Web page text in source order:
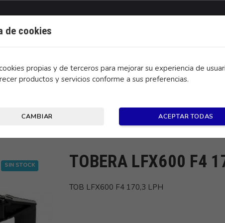
de cookies
propias y de terceros para mejorar su experiencia de
productos y servicios conforme a sus preferencias.
CAMBIAR ACEPTAR TODAS
SIN STOCK TOBERA LFX600 F4
TOB LFX600 F4 170,3 LPH